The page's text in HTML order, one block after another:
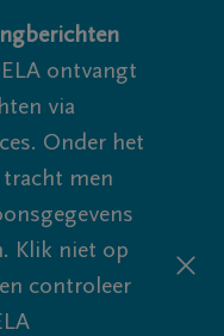
ontvangt
via
Onder het
tracht men
Klik niet op
controleer